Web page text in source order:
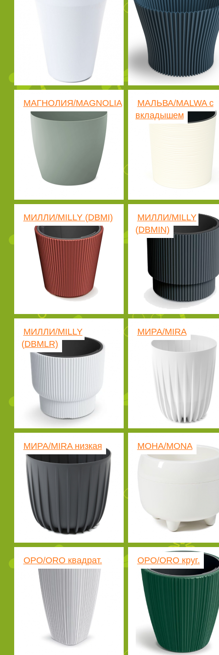
МАГНОЛИЯ/MAGNOLIA
МАЛЬВА/MALWA с
вкладышем
МИЛЛИ/MILLY (DBMI)
МИЛЛИ/MILLY
(DBMIN)
МИЛЛИ/MILLY
(DBMLR)
МИРА/MIRA
МИРА/MIRA низкая МОНА/MONA
ОРО/ORO квадрат. ОРО/ORO круг.